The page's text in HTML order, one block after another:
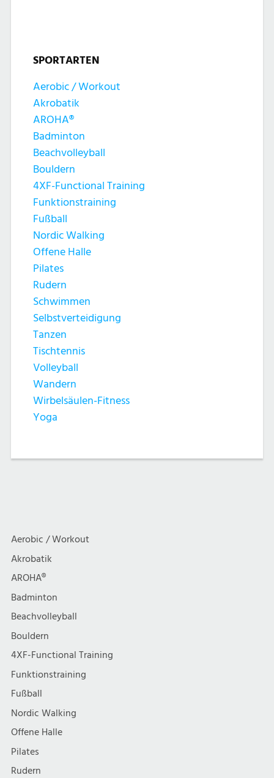
SPORTARTEN
Aerobic / Workout
Akrobatik
AROHA®
Badminton
Beachvolleyball
Bouldern
4XF-Functional Training
Funktionstraining
Fußball
Nordic Walking
Offene Halle
Pilates
Rudern
Schwimmen
Selbstverteidigung
Tanzen
Tischtennis
Volleyball
Wandern
Wirbelsäulen-Fitness
Yoga
Aerobic / Workout
Akrobatik
AROHA®
Badminton
Beachvolleyball
Bouldern
4XF-Functional Training
Funktionstraining
Fußball
Nordic Walking
Offene Halle
Pilates
Rudern